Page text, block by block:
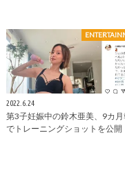
2022.6.24
第3子妊娠中の鈴木亜美、9カ
でトレーニングショットを公開